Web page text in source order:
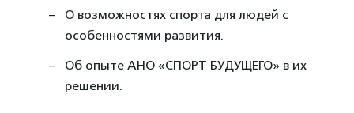
О возможностях спорта для людей с
особенностями развития.
Об опыте АНО «СПОРТ БУДУЩЕГО» в их
решении.